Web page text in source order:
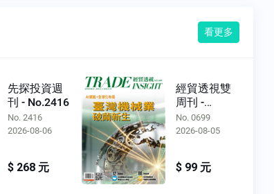
看更多
先探投資週
刊 - No.2416
No. 2416
2026-08-06
$ 268 元
經貿透視雙
周刊 -
No.0699
No. 0699
2026-08-05
$ 99 元